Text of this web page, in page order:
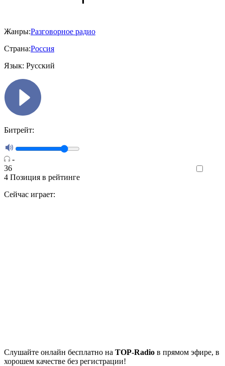
Жанры:Разговорное радио
Страна:Россия
Язык: Русский
Битрейт:
-
36
4 Позиция в рейтинге
Сейчас играет:
Cлушайте онлайн бесплатно на TOP-Radio в прямом эфире, в
хорошем качестве без регистрации!